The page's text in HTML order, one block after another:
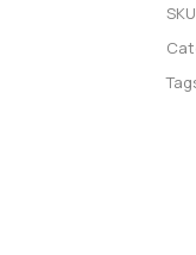
SKU